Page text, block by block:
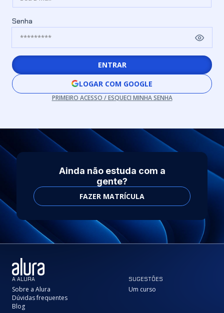
Senha
ENTRAR
LOGAR COM GOOGLE
PRIMEIRO ACESSO / ESQUECI MINHA SENHA
Ainda não estuda com a
gente?
FAZER MATRÍCULA
A ALURA
Sobre a Alura
Dúvidas frequentes
Blog
SUGESTÕES
Um curso